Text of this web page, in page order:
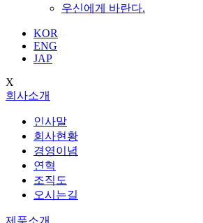
우신에게 바란다.
KOR
ENG
JAP
X
회사소개
인사말
회사현황
경영이념
연혁
조직도
오시는길
제품소개